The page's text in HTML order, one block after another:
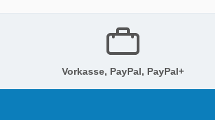
Vorkasse, PayPal, PayPal+